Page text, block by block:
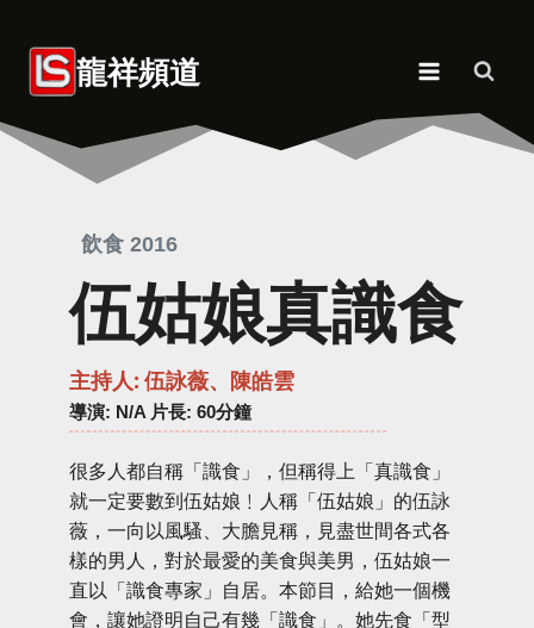
content 龍祥頻道
飲食 2016
伍姑娘真識食
主持人: 伍詠薇、陳皓雲
導演: N/A 片長: 60分鐘
很多人都自稱「識食」，但稱得上「真識食」
就一定要數到伍姑娘﹗人稱「伍姑娘」的伍詠
薇，一向以風騷、大膽見稱，見盡世間各式各
樣的男人，對於最愛的美食與美男，伍姑娘一
直以「識食專家」自居。本節目，給她一個機
會，讓她證明自己有幾「識食」。她先食「型